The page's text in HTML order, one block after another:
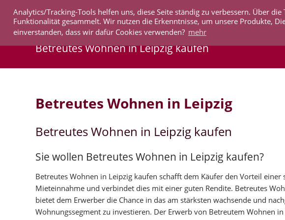
Analytics/Tracking-Tools helfen uns, diese Seite ständig zu verbessern. Über
Funktionalität gesammelt. Wir nutzen die Erkenntnisse, um unsere Produkte,
einverstanden, dass wir dafür Cookies verwenden? mehr
IMMOBILIEN AKTUELLES
Betreutes Wohnen in Leipzig kaufen
Betreutes Wohnen in Leipzig
Betreutes Wohnen in Leipzig kaufen
Sie wollen Betreutes Wohnen in Leipzig kaufen?
Betreutes Wohnen in Leipzig kaufen schafft dem Käufer den Vorteil einer
Mieteinnahme und verbindet dies mit einer guten Rendite. Betreutes
bietet dem Erwerber die Chance in das am stärksten wachsende und
Wohnungssegment zu investieren. Der Erwerb von Betreutem Wohnen